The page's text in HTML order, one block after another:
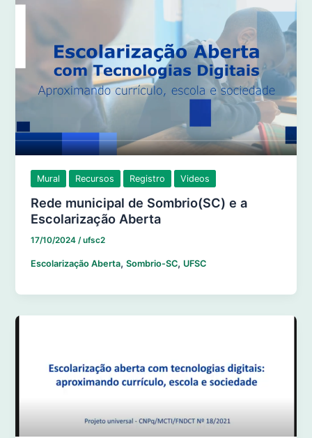
Mural Recursos Registro Videos
Rede municipal de Sombrio(SC) e a
Escolarização Aberta
17/10/2024/ufsc2
Escolarização Aberta,Sombrio-SC, UFSC